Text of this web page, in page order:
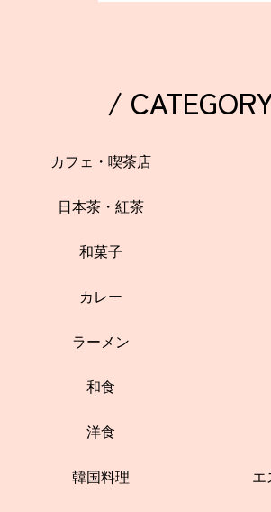
/
カフェ・喫茶店
日本茶・紅茶
和菓子
カレー
ラーメン
和食
洋食
韓国料理 エ